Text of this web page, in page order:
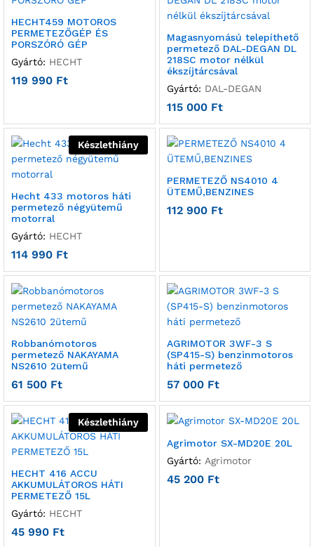
HECHT459 MOTOROS
PERMETEZŐGÉP ÉS
PORSZÓRÓ GÉP
Gyártó: HECHT
119 990 Ft
Magasnyomású telepíthető
permetező DAL-DEGAN DL
218SC motor nélkül
ékszíjtárcsával
Gyártó: DAL-DEGAN
115 000 Ft
Készlethiány
Hecht 433 motoros háti
permetező négyütemű
motorral
Gyártó: HECHT
114 990 Ft
PERMETEZŐ NS4010 4
ÜTEMŰ,BENZINES
112 900 Ft
Robbanómotoros
permetező NAKAYAMA
NS2610 2ütemű
61 500 Ft
AGRIMOTOR 3WF-3 S
(SP415-S) benzinmotoros
háti permetező
57 000 Ft
Készlethiány
HECHT 416 ACCU
AKKUMULÁTOROS HÁTI
PERMETEZŐ 15L
Gyártó: HECHT
45 990 Ft
Agrimotor SX-MD20E 20L
Gyártó: Agrimotor
45 200 Ft